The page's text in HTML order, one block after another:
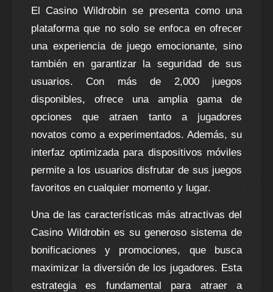
El Casino Wildrobin se presenta como una
plataforma que no solo se enfoca en ofrecer
una experiencia de juego emocionante, sino
también en garantizar la seguridad de sus
usuarios. Con más de 2,000 juegos
disponibles, ofrece una amplia gama de
opciones que atraen tanto a jugadores
novatos como a experimentados. Además, su
interfaz optimizada para dispositivos móviles
permite a los usuarios disfrutar de sus juegos
favoritos en cualquier momento y lugar.
Una de las características más atractivas del
Casino Wildrobin es su generoso sistema de
bonificaciones y promociones, que busca
maximizar la diversión de los jugadores. Esta
estrategia es fundamental para atraer a